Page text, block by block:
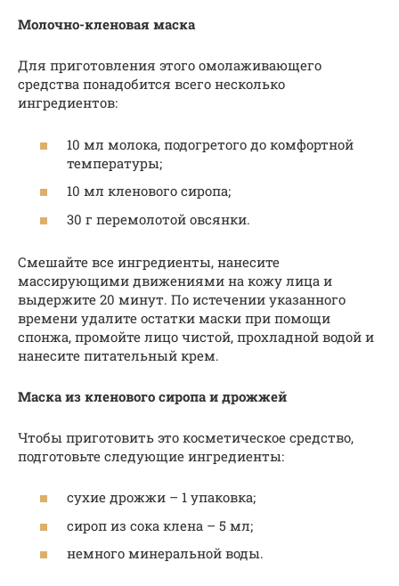
Молочно-кленовая маска
Для приготовления этого омолаживающего
средства понадобится всего несколько
ингредиентов:
10 мл молока, подогретого до комфортной
температуры;
10 мл кленового сиропа;
30 г перемолотой овсянки.
Смешайте все ингредиенты, нанесите
массирующими движениями на кожу лица и
выдержите 20 минут. По истечении указанного
времени удалите остатки маски при помощи
спонжа, промойте лицо чистой, прохладной водой и
нанесите питательный крем.
Маска из кленового сиропа и дрожжей
Чтобы приготовить это косметическое средство,
подготовьте следующие ингредиенты:
сухие дрожжи – 1 упаковка;
сироп из сока клена – 5 мл;
немного минеральной воды.